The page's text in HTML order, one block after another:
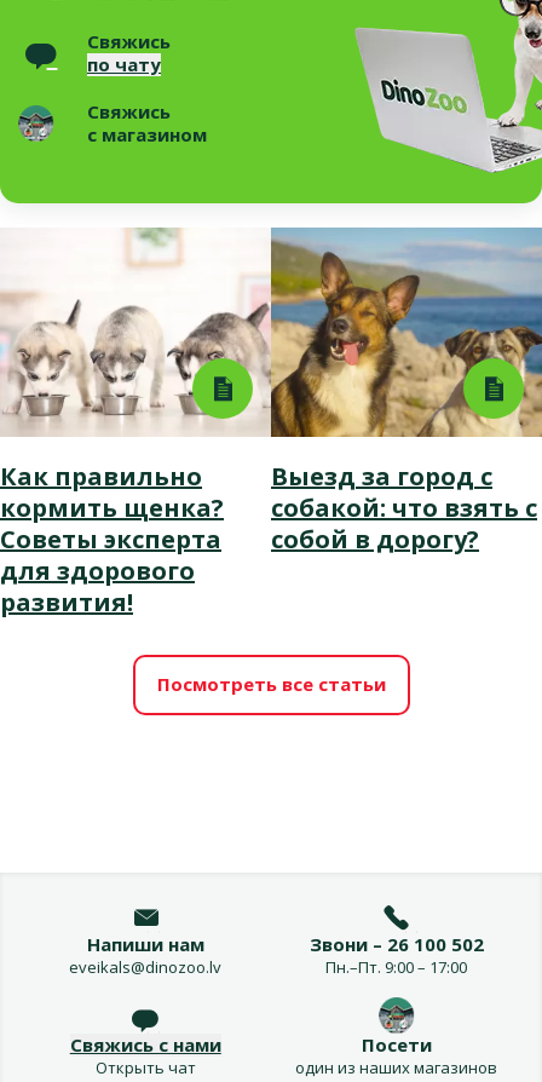
Свяжись
по чату
Свяжись
с магазином
Как правильно
кормить щенка?
Советы эксперта
для здорового
развития!
Выезд за город с
собакой: что взять с
собой в дорогу?
Посмотреть все статьи
Напиши нам
eveikals@dinozoo.lv
Звони – 26 100 502
Пн.–Пт. 9:00 – 17:00
Свяжись с нами
Открыть чат
Посети
один из наших магазинов